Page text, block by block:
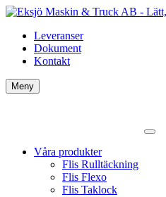
Leveranser
Dokument
Kontakt
Meny
Våra produkter
Flis Rulltäckning
Flis Flexo
Flis Taklock